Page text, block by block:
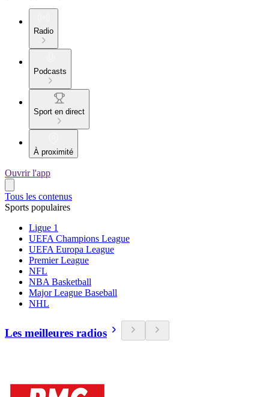
Radio
Podcasts
Sport en direct
À proximité
Ouvrir l'app
Tous les contenus
Sports populaires
Ligue 1
UEFA Champions League
UEFA Europa League
Premier League
NFL
NBA Basketball
Major League Baseball
NHL
Les meilleures radios